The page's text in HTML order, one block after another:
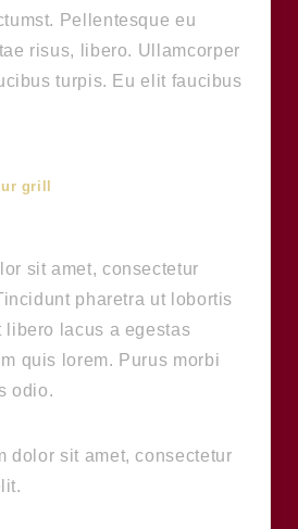
Pellentesque eu
risus, libero. Ullamcorper
turpis. Eu elit faucibus
grill
sit amet, consectetur
pharetra ut lobortis
libero lacus a egestas
quis lorem. Purus morbi
odio.
dolor sit amet, consectetur